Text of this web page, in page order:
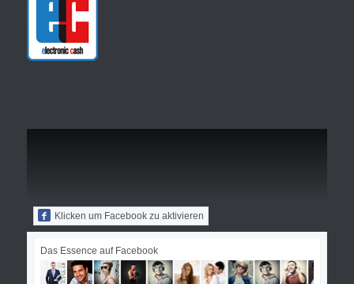
Klicken um Facebook zu aktivieren
Das Essence auf Facebook